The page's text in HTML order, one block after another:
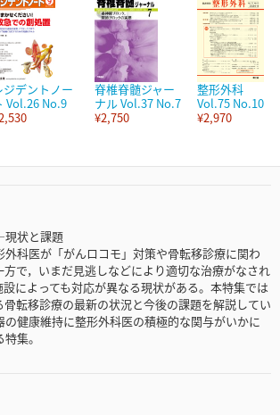
ジデントノー
Vol.26 No.9
脊椎脊髄ジャー
ナル Vol.37 No.7
¥2,750
整形外科
Vol.75 No.10
¥2,970
状と課題
科医が「がんロコモ」対策や骨転移診療に関わ
方で，いまだ見逃しなどにより適切な治療がなされ
によっても対応が異なる現状がある。本特集では
転移診療の最新の状況と今後の課題を解説してい
の健康維持に整形外科医の積極的な関与がいかに
集。